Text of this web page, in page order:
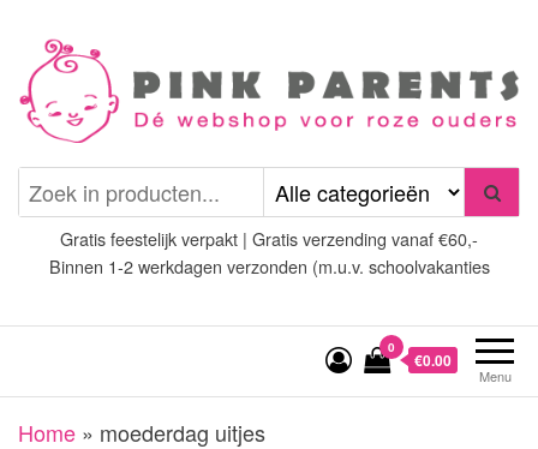
inhoud
Pink Parents
(wens)ouders
Gratis feestelijk verpakt | Gratis verzending vanaf €60,-
Binnen 1-2 werkdagen verzonden (m.u.v. schoolvakanties
Menu
0
€0.00
Home » moederdag uitjes